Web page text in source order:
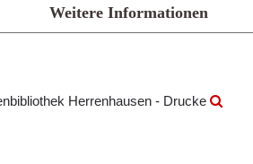
Weitere Informationen
Herrenhausen - Drucke